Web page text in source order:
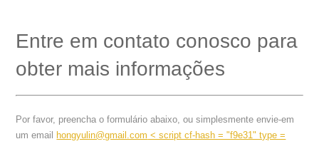
Entre em contato conosco para
obter mais informações
Por favor, preencha o formulário abaixo, ou simplesmente envie-em
um email
hongyulin@gmail.com < script cf-hash = "f9e31" type =